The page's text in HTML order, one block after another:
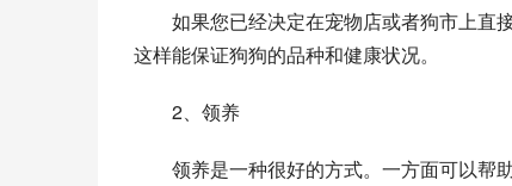
如果您已经决定在宠物店或者狗市上直接
这样能保证狗狗的品种和健康状况。
2、领养
领养是一种很好的方式。一方面可以帮